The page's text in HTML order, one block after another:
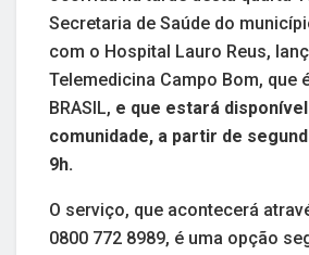
Secretaria de Saúde do
com o Hospital Lauro Reus,
Telemedicina Campo Bom, que é
BRASIL, e que estará
comunidade, a partir de
9h.
O serviço, que acontecerá
0800 772 8989, é uma opção